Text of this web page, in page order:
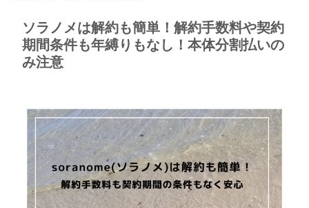
ソラノメは解約も簡単！解約手数料や契約
期間条件も年縛りもなし！本体分割払いの
み注意